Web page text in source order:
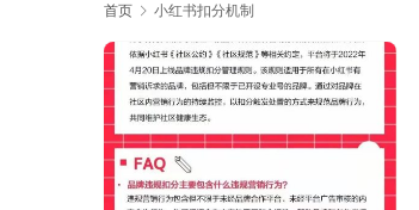
首页 小红书扣分机制